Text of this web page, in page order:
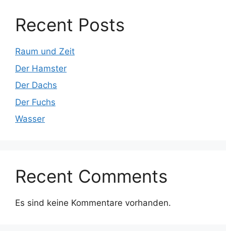
Recent Posts
Raum und Zeit
Der Hamster
Der Dachs
Der Fuchs
Wasser
Recent Comments
Es sind keine Kommentare vorhanden.